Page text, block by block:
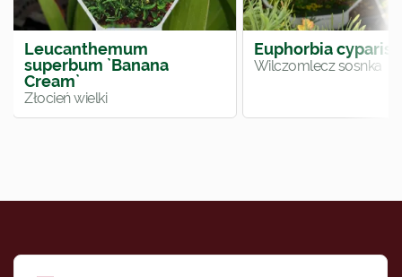
Leucanthemum
superbum `Banana
Cream`
Złocień wielki
Euphorbia
Wilczomlecz sosnka